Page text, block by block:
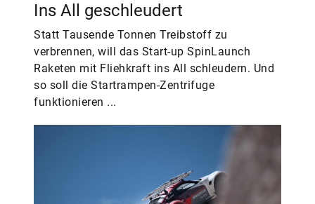
Ins All geschleudert
Statt Tausende Tonnen Treibstoff zu
verbrennen, will das Start-up SpinLaunch
Raketen mit Fliehkraft ins All schleudern. Und
so soll die Startrampen-Zentrifuge
funktionieren ...